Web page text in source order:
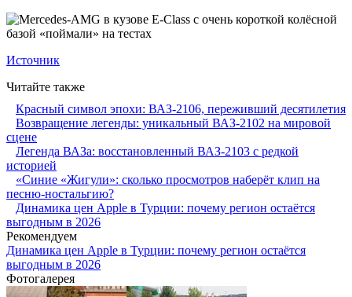
Источник
Читайте также
Красный символ эпохи: ВАЗ-2106, переживший десятилетия
Возвращение легенды: уникальный ВАЗ-2102 на мировой
сцене
Легенда ВАЗа: восстановленный ВАЗ-2103 с редкой
историей
«Синие «Жигули»: сколько просмотров наберёт клип на
песню-ностальгию?
Динамика цен Apple в Турции: почему регион остаётся
выгодным в 2026
Рекомендуем
Динамика цен Apple в Турции: почему регион остаётся
выгодным в 2026
Фотогалерея